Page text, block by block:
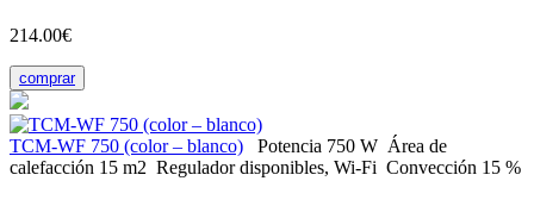
214.00€
comprar
ТСМ-WF 750 (color – blanco) Potencia 750 W Área de
calefacción 15 m2 Regulador disponibles, Wi-Fi Convección 15 %